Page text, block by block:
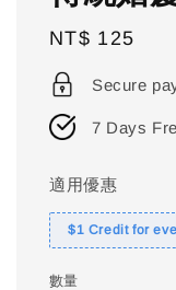
Regular
price
NT$ 125
Secure
7 Days
適用優惠
$1 Credit for
數量